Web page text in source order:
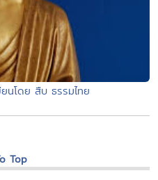
นโดย สืบ ธรรมไทย
Top